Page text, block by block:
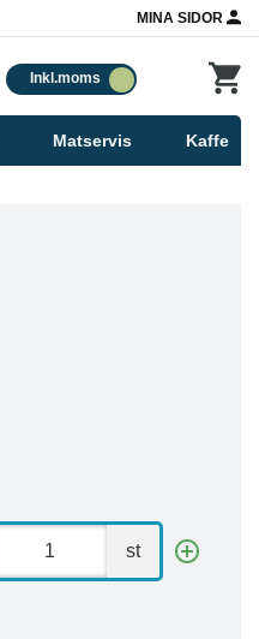
MINA SIDOR
Inkl.moms
Matservis Kaffe
st